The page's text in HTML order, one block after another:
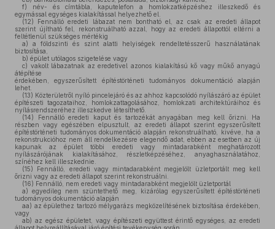
f) név- és címtábla, kaputelefon a homlokzatképzéshez illeszkedő és
egymással egységes kialakítással helyezhető el.
(12) Fennálló eredeti lábazat nem bontható el, az csak az eredeti állapot
szerint újítható fel, rekonstruálható azzal, hogy az eredeti állapottól eltérni a
feltétlenül szükséges mértékig
a) a földszinti és szint alatti helyiségek rendeltetésszerű használatának
biztosítása,
b) épület utólagos szigetelése vagy
c) vakolt lábazatnak az eredetivel azonos kialakítású kő vagy műkő anyagú
átépítése
érdekében, egyszerűsített építéstörténeti tudományos dokumentáció alapján
lehet.
(13) Közterületről nyíló pincelejáró és az ahhoz kapcsolódó nyílászáró az épület
építészeti tagozataihoz, homlokzattagolásához, homlokzati architektúráihoz és
nyílásrendszeréhez illeszkedve létesíthető.
(14) Fennálló eredeti kaput és tartozékát anyagában meg kell őrizni. Ha
részben vagy egészében elpusztult, az eredeti állapot szerint egyszerűsített
építéstörténeti tudományos dokumentáció alapján rekonstruálható, kivéve, ha a
rekonstrukcióhoz nem áll rendelkezésre elegendő adat, ebben az esetben az új
kapunak az épület többi eredeti vagy mintadarabként meghatározott
nyílászárójának kialakításához, részletképzéséhez, anyaghasználatához,
színéhez kell illeszkednie.
(15) Fennálló, eredeti vagy mintadarabként megjelölt üzletportált meg kell
őrizni vagy az eredeti állapot szerint rekonstruálni.
(16) Fennálló, nem eredeti vagy mintadarabként megjelölt üzletportál
a) egyedileg nem szüntethető meg, kizárólag egyszerűsített építéstörténeti
tudományos dokumentáció alapján
aa) az épülethez tartozó mélygarázs megközelítésének biztosítása érdekében,
vagy
ab) az egész épületet, vagy építészeti együttest érintő egységes, az eredeti